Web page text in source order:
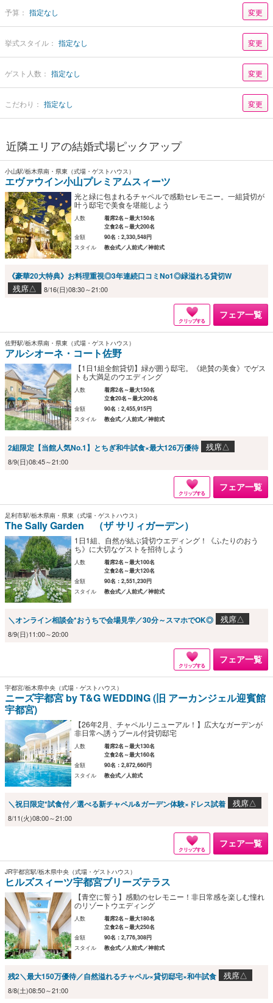
予算： 指定なし 変更
挙式スタイル： 指定なし 変更
ゲスト人数： 指定なし 変更
こだわり： 指定なし 変更
近隣エリアの結婚式場ピックアップ
小山駅/栃木県南・県東（式場・ゲストハウス）
エヴァウイン小山プレミアムスィーツ
光と緑に包まれるチャペルで感動セレモニー。一組貸切が
叶う邸宅で美食を堪能しよう
人数
着席2名～最大150名
立食2名～最大200名
金額
90名：2,330,548円
スタイル
教会式／人前式／神前式
《豪華20大特典》お料理重視◎3年連続口コミNo1◎緑溢れる貸切W
残席△ 8/16(日)08:30～21:00
クリップする
フェア一覧
佐野駅/栃木県南・県東（式場・ゲストハウス）
アルシオーネ・コート佐野
【1日1組全館貸切】緑が囲う邸宅。《絶賛の美食》でゲス
トも大満足のウエディング
人数
着席2名～最大150名
立食20名～最大200名
金額
90名：2,455,915円
スタイル
教会式／人前式／神前式
2組限定【当館人気No.1】とちぎ和牛試食×最大126万優待 残席△
8/9(日)08:45～21:00
クリップする
フェア一覧
足利市駅/栃木県南・県東（式場・ゲストハウス）
The Sally Garden （ザ サリィガーデン）
1日1組、自然が結ぶ貸切ウエディング！《ふたりのおう
ち》に大切なゲストを招待しよう
人数
着席2名～最大100名
立食2名～最大120名
金額
90名：2,551,230円
スタイル
教会式／人前式／神前式
＼オンライン相談会*おうちで会場見学／30分～スマホでOK◎ 残席△
8/9(日)11:00～20:00
クリップする
フェア一覧
宇都宮/栃木県中央（式場・ゲストハウス）
ニーズ宇都宮 by T&G WEDDING (旧 アーカンジェル迎賓館
宇都宮)
【26年2月、チャペルリニューアル！】広大なガーデンが
非日常へ誘うプール付貸切邸宅
人数
着席2名～最大130名
立食2名～最大160名
金額
90名：2,872,660円
スタイル
教会式／人前式
＼祝日限定*試食付／選べる新チャペル&ガーデン体験×ドレス試着 残席△
8/11(火)08:00～21:00
クリップする
フェア一覧
JR宇都宮駅/栃木県中央（式場・ゲストハウス）
ヒルズスィーツ宇都宮ブリーズテラス
【青空に誓う】感動のセレモニー！非日常感を楽しむ憧れ
のリゾートウエディング
人数
着席2名～最大180名
立食2名～最大250名
金額
90名：2,776,308円
スタイル
教会式／人前式／神前式
残2＼最大150万優待／自然溢れるチャペル×貸切邸宅×和牛試食 残席△
8/8(土)08:50～21:00